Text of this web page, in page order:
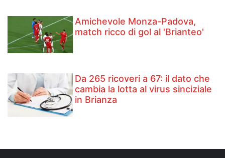
Amichevole Monza-Padova,
match ricco di gol al 'Brianteo'
Da 265 ricoveri a 67: il dato che
cambia la lotta al virus sinciziale
in Brianza